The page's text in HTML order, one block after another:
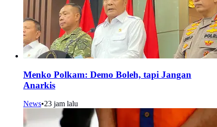
Menko Polkam: Demo Boleh, tapi Jangan
Anarkis
News•23 jam lalu